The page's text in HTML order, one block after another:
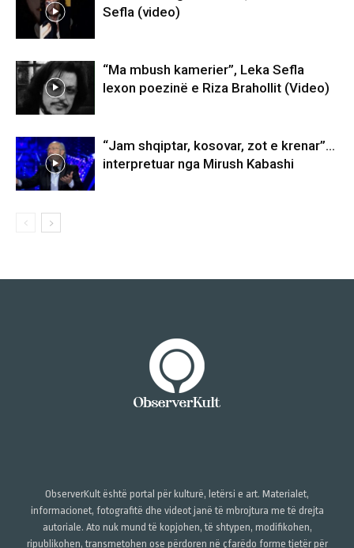
Sefla (video)
“Ma mbush kamerier”, Leka Sefla
lexon poezinë e Riza Brahollit (Video)
“Jam shqiptar, kosovar, zot e krenar”…
interpretuar nga Mirush Kabashi
ObserverKult është portal për kulturë, letërsi e art. Materialet,
informacionet, fotografitë dhe videot janë të mbrojtura me të drejta
autoriale. Ato nuk mund të kopjohen, të shtypen, modifikohen,
ripublikohen, transmetohen ose përdoren në çfarëdo forme tjetër për